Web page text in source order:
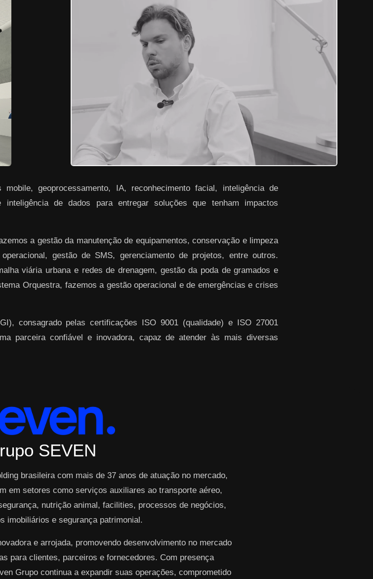
geoprocessamento, IA, reconhecimento facial, inteligência de
de dados para entregar soluções que tenham impactos
a gestão da manutenção de equipamentos, conservação e limpeza
gestão de SMS, gerenciamento de projetos, entre outros.
viária urbana e redes de drenagem, gestão da poda de gramados e
Orquestra, fazemos a gestão operacional e de emergências e crises
consagrado pelas certificações ISO 9001 (qualidade) e ISO 27001
parceira confiável e inovadora, capaz de atender às mais diversas
SEVEN
brasileira com mais de 37 anos de atuação no mercado,
em setores como serviços auxiliares ao transporte aéreo,
nutrição animal, facilities, processos de negócios,
imobiliários e segurança patrimonial.
e arrojada, promovendo desenvolvimento no mercado
para clientes, parceiros e fornecedores. Com presença
Grupo continua a expandir suas operações, comprometido